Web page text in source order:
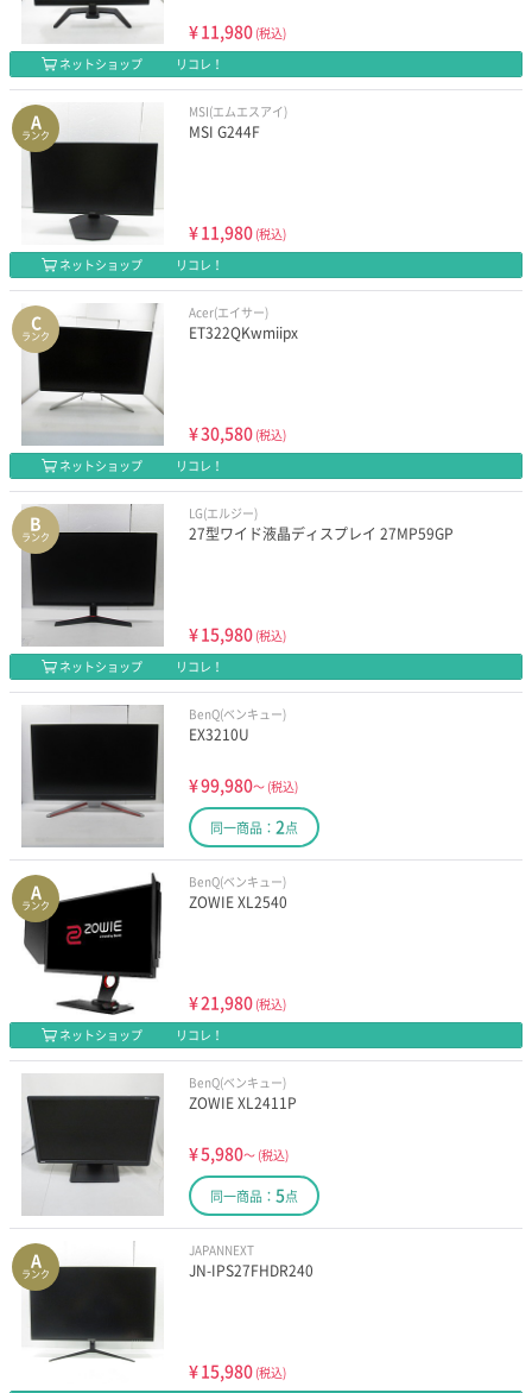
¥11,980 (税込)
ネットショップ
リコレ！
A
ランク
MSI(エムエスアイ)
MSI G244F
¥11,980 (税込)
ネットショップ
リコレ！
C
ランク
Acer(エイサー)
ET322QKwmiipx
¥30,580 (税込)
ネットショップ
リコレ！
B
ランク
LG(エルジー)
27型ワイド液晶ディスプレイ 27MP59GP
¥15,980 (税込)
ネットショップ
リコレ！
BenQ(ベンキュー)
EX3210U
¥99,980～ (税込)
同一商品： 2点
A
ランク
BenQ(ベンキュー)
ZOWIE XL2540
¥21,980 (税込)
ネットショップ
リコレ！
BenQ(ベンキュー)
ZOWIE XL2411P
¥5,980～ (税込)
同一商品： 5点
A
ランク
JAPANNEXT
JN-IPS27FHDR240
¥15,980 (税込)